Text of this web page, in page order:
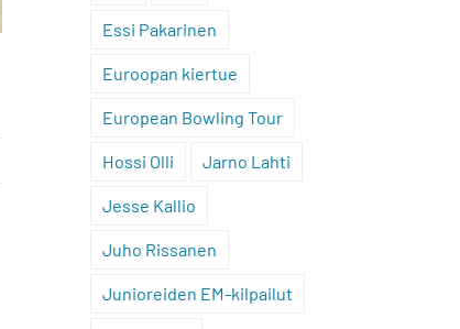
Essi Pakarinen
Euroopan kiertue
European Bowling Tour
Hossi Olli Jarno Lahti
Jesse Kallio
Juho Rissanen
Junioreiden EM-kilpailut